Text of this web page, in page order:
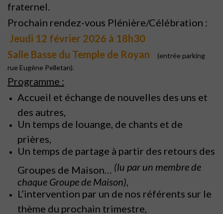
fraternel.
Prochain rendez-vous Plénière/Célébration :
Jeudi 12 février 2026 à 18h30
Salle Basse du Temple de Royan
(entrée parking
rue Eugène Pelletan).
Programme :
Accueil et échange de nouvelles des uns et
des autres,
Un temps de louange, de chants et de
prières,
Un temps de partage à partir des retours des
Groupes de Maison… (lu par un membre de
chaque Groupe de Maison),
L’intervention par un de nos référents sur le
thème du prochain trimestre,